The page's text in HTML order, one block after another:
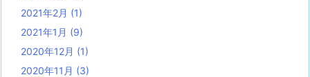
2021年2月 (1)
2021年1月 (9)
2020年12月 (1)
2020年11月 (3)